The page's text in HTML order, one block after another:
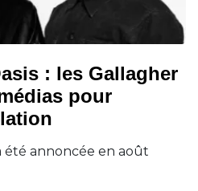
: les Gallagher
pour
été annoncée en août